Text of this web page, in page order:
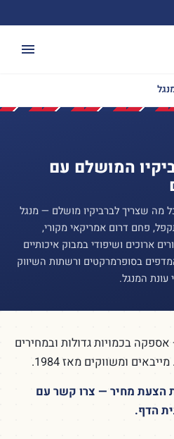
המושלם עם
מה שצריך לברביקיו מושלם — מנגל
פחם דרום אמריקאי מקורי,
ארוכים ושיפודי במבוק איכותיים
בסופרמרקטים ורשתות השיווק
עונת המנגל.
בכמויות גדולות ובמחירים
ומשווקים מאז 1984.
הצעת מחיר — צרו קשר עם
הדף.